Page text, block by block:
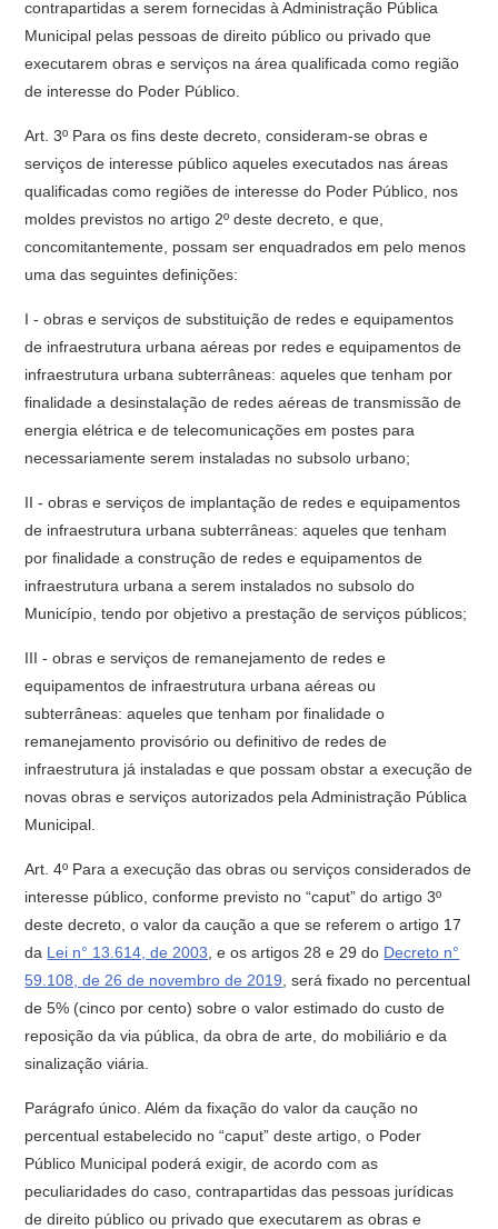
contrapartidas a serem fornecidas à Administração Pública
Municipal pelas pessoas de direito público ou privado que
executarem obras e serviços na área qualificada como região
de interesse do Poder Público.
Art. 3º Para os fins deste decreto, consideram-se obras e
serviços de interesse público aqueles executados nas áreas
qualificadas como regiões de interesse do Poder Público, nos
moldes previstos no artigo 2º deste decreto, e que,
concomitantemente, possam ser enquadrados em pelo menos
uma das seguintes definições:
I - obras e serviços de substituição de redes e equipamentos
de infraestrutura urbana aéreas por redes e equipamentos de
infraestrutura urbana subterrâneas: aqueles que tenham por
finalidade a desinstalação de redes aéreas de transmissão de
energia elétrica e de telecomunicações em postes para
necessariamente serem instaladas no subsolo urbano;
II - obras e serviços de implantação de redes e equipamentos
de infraestrutura urbana subterrâneas: aqueles que tenham
por finalidade a construção de redes e equipamentos de
infraestrutura urbana a serem instalados no subsolo do
Município, tendo por objetivo a prestação de serviços públicos;
III - obras e serviços de remanejamento de redes e
equipamentos de infraestrutura urbana aéreas ou
subterrâneas: aqueles que tenham por finalidade o
remanejamento provisório ou definitivo de redes de
infraestrutura já instaladas e que possam obstar a execução de
novas obras e serviços autorizados pela Administração Pública
Municipal.
Art. 4º Para a execução das obras ou serviços considerados de
interesse público, conforme previsto no “caput” do artigo 3º
deste decreto, o valor da caução a que se referem o artigo 17
da Lei n° 13.614, de 2003 , e os artigos 28 e 29 do Decreto n°
59.108, de 26 de novembro de 2019 , será fixado no percentual
de 5% (cinco por cento) sobre o valor estimado do custo de
reposição da via pública, da obra de arte, do mobiliário e da
sinalização viária.
Parágrafo único. Além da fixação do valor da caução no
percentual estabelecido no “caput” deste artigo, o Poder
Público Municipal poderá exigir, de acordo com as
peculiaridades do caso, contrapartidas das pessoas jurídicas
de direito público ou privado que executarem as obras e